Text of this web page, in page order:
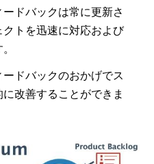
ドバックは常に更新さ
トを迅速に対応および
ドバックのおかげでス
改善することができま